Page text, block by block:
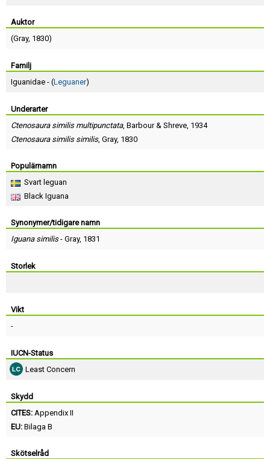
Auktor
(Gray, 1830)
Familj
Iguanidae - (Leguaner)
Underarter
Ctenosaura similis multipunctata, Barbour& Shreve, 1934
Ctenosaura similis similis, Gray, 1830
Populärnamn
Svart leguan
Black Iguana
Synonymer/tidigare namn
Iguana similis- Gray, 1831
Storlek
Vikt
-
IUCN-Status
Least Concern
Skydd
CITES: Appendix II
EU: Bilaga B
Skötselråd